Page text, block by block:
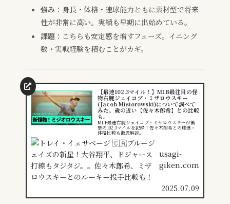
強み：身長・体格・速球能力ともに素材型で将来
性が非常に高い。実績も早期に出始めている。
課題：こちらも安定感を増すフェーズ。イニング
数・実戦経験を積むことがカギ。
【最速102.3マイル！】MLB最注目の怪
物右腕ジェイコブ・ミザロウスキー
(Jacob Misiorowski)について調べて
みた。歳の近い【佐々木郎希】との比較
も。
MLB最速右腕ジェイコブ・ミザロウスキーが衝
撃の102.3マイルを記録！佐々木朗希との球速・
体格比較も徹底解説。
usagi-
giken.com
2025.07.09